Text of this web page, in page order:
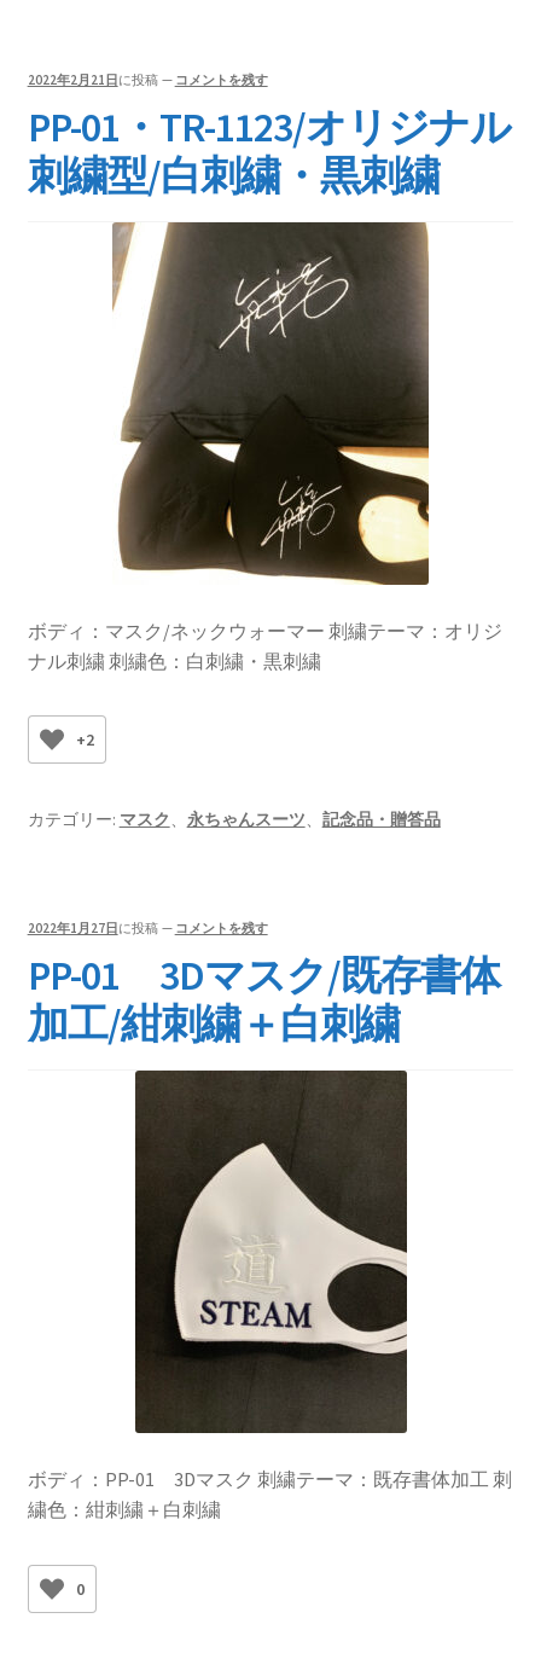
2022年2月21日に投稿 — コメントを残す
PP-01・TR-1123/オリジナル
刺繍型/白刺繍・黒刺繍
ボディ：マスク/ネックウォーマー 刺繍テーマ：オリジ
ナル刺繍 刺繍色：白刺繍・黒刺繍
+2
カテゴリー: マスク 、 永ちゃんスーツ、 記念品・贈答品
2022年1月27日 に投稿 — コメントを残す
PP-01 3Dマスク/既存書体
加工/紺刺繍＋白刺繍
ボディ：PP-01 3Dマスク 刺繍テーマ：既存書体加工 刺
繍色：紺刺繍＋白刺繍
0